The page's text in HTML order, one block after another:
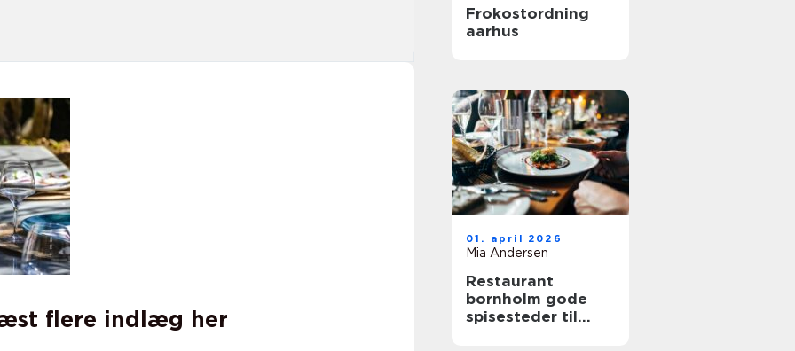
flere indlæg her
Frokostordning
aarhus
01. april 2026
Mia Andersen
Restaurant
bornholm gode
spisesteder til